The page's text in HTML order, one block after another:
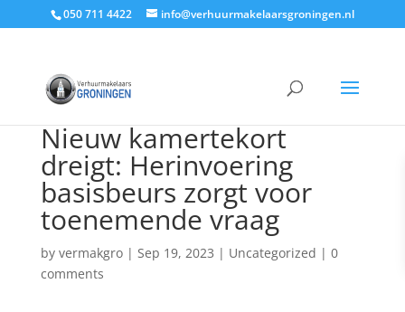
050 711 4422 info@verhuurmakelaarsgroningen.nl
Nieuw kamertekort
dreigt: Herinvoering
basisbeurs zorgt voor
toenemende vraag
by vermakgro| Sep 19, 2023 | Uncategorized | 0
comments